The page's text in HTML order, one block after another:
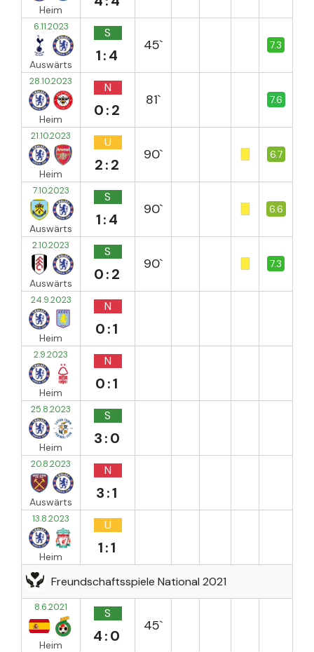
Heim
6.11.2023
Auswärts
S
1:4
45` 7.3
28.10.2023
Heim
N
0:2
81` 7.6
21.10.2023
Heim
U
2:2
90` 6.7
7.10.2023
Auswärts
S
1:4
90` 6.6
2.10.2023
Auswärts
S
0:2
90` 7.3
24.9.2023
Heim
N
0:1
2.9.2023
Heim
N
0:1
25.8.2023
Heim
S
3:0
20.8.2023
Auswärts
N
3:1
13.8.2023
Heim
U
1:1
Freundschaftsspiele National 2021
8.6.2021
Heim
S
4:0
45`